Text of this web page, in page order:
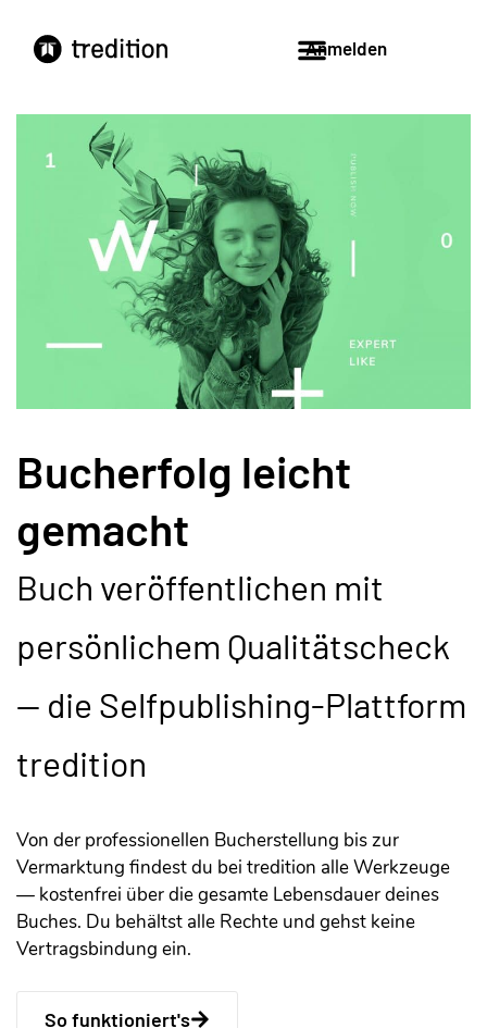
Anmelden
Bucherfolg leicht
gemacht
Buch veröffentlichen mit
persönlichem Qualitätscheck
— die Selfpublishing-Plattform
tredition​
Von der professionellen Bucherstellung bis zur
Vermarktung findest du bei tredition alle Werkzeuge
— kostenfrei über die gesamte Lebensdauer deines
Buches. Du behältst alle Rechte und gehst keine
Vertragsbindung ein.
So funktioniert's